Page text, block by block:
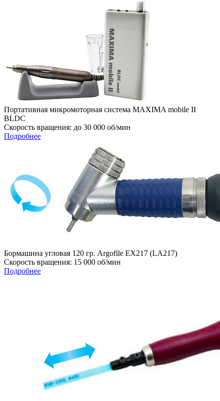
Портативная микромоторная система MAXIMA mobile II
BLDC
Cкорость вращения: до 30 000 об/мин
Подробнее
Бормашина угловая 120 гр. Argofile EX217 (LA217)
Скорость вращения: 15 000 об/мин
Подробнее